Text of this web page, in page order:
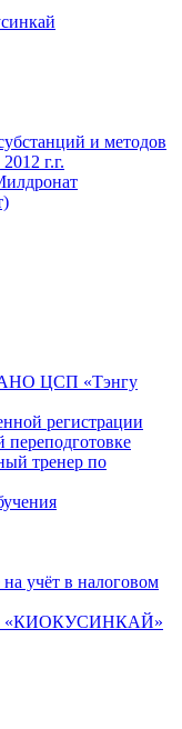
и методов
г.г.
АНО ЦСП «Тэнгу
регистрации
тренер по
учёт в налоговом